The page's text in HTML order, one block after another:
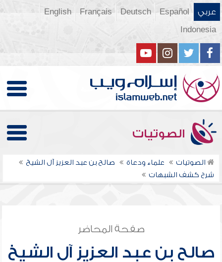
عربي Español
Deutsch
Français
English
Indonesia
الصوتيات
الصوتيات علماء ودعاة
صالح بن عبد العزيز آل الشيخ
شرح كشف الشبهات
صفحة المحاضر
صالح بن عبد العزيز آل الشيخ